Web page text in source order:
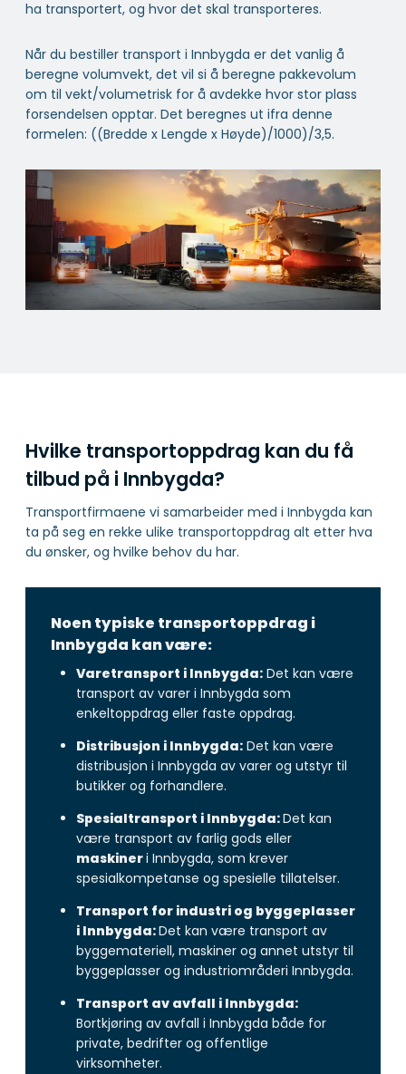
ha transportert, og hvor det skal transporteres.
Når du bestiller transport i Innbygda er det vanlig å
beregne volumvekt, det vil si å beregne pakkevolum
om til vekt/volumetrisk for å avdekke hvor stor plass
forsendelsen opptar. Det beregnes ut ifra denne
formelen: ((Bredde x Lengde x Høyde)/1000)/3,5.
Hvilke transportoppdrag kan du få
tilbud på i Innbygda?
Transportfirmaene vi samarbeider med i Innbygda kan
ta på seg en rekke ulike transportoppdrag alt etter hva
du ønsker, og hvilke behov du har.
Noen typiske transportoppdrag i
Innbygda kan være:
Varetransport i Innbygda: Det kan være
transport av varer i Innbygda som
enkeltoppdrag eller faste oppdrag.
Distribusjon i Innbygda: Det kan være
distribusjon i Innbygda av varer og utstyr til
butikker og forhandlere.
Spesialtransport i Innbygda:Det kan
være transport av farlig gods eller
maskineri Innbygda, som krever
spesialkompetanse og spesielle tillatelser.
Transport for industri og byggeplasser
i Innbygda:Det kan være transport av
byggemateriell, maskiner og annet utstyr til
byggeplasser og industriområderi Innbygda.
Transport av avfall i Innbygda:
Bortkjøring av avfall i Innbygda både for
private, bedrifter og offentlige
virksomheter.